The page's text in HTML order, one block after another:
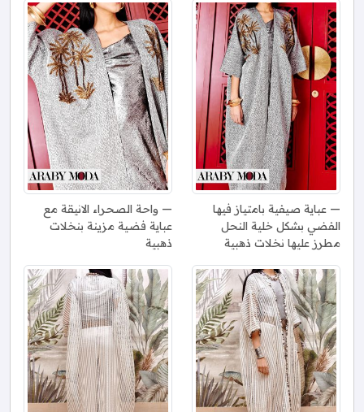
عباية صيفية بامتياز فيها
الفضي بشكل خلية النحل
مطرز عليها نخلات ذهبية
واحة الصحراء الانيقة مع
عباية فضية مزينة بنخلات
ذهبية